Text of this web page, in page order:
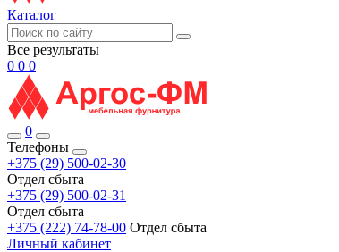
Каталог
Все результаты
0 0 0
0
Телефоны
+375 (29) 500-02-30
Отдел сбыта
+375 (29) 500-02-31
Отдел сбыта
+375 (222) 74-78-00 Отдел сбыта
Личный кабинет